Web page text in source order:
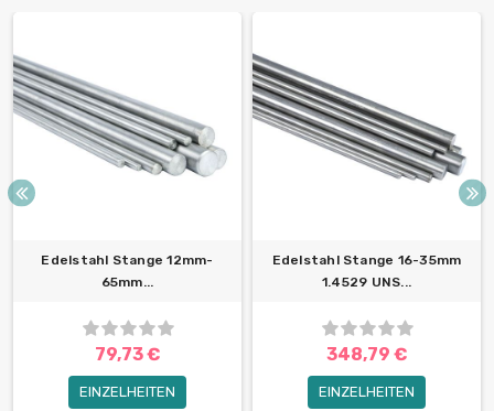
Edelstahl Stange 12mm-
65mm...
79,73 €
EINZELHEITEN
Edelstahl Stange 16-35mm
1.4529 UNS...
348,79 €
EINZELHEITEN